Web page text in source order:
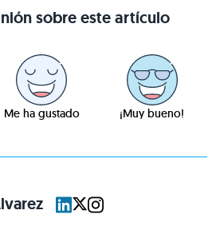
sobre este artículo
Me ha gustado ¡Muy bueno!